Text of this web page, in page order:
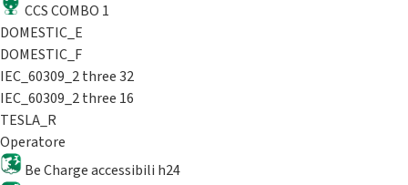
CCS COMBO 1
DOMESTIC_E
DOMESTIC_F
IEC_60309_2 three 32
IEC_60309_2 three 16
TESLA_R
Operatore
Be Charge accessibili h24